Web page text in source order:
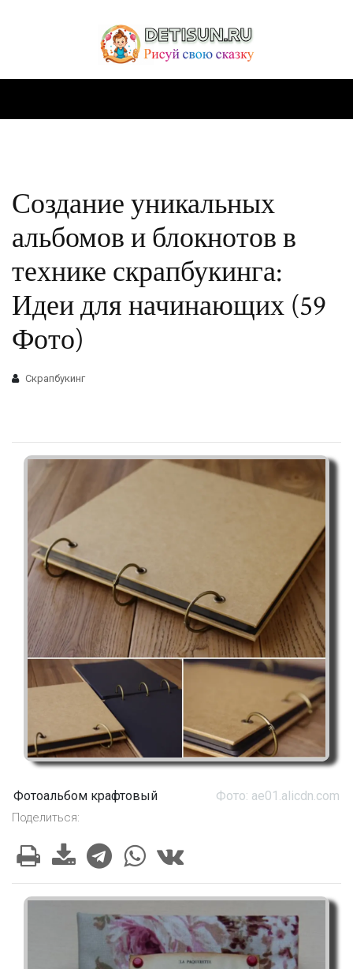
Создание уникальных
альбомов и блокнотов в
технике скрапбукинга:
Идеи для начинающих (59
Фото)
Скрапбукинг
Фотоальбом крафтовый Фото: ae01.alicdn.com
Поделиться: